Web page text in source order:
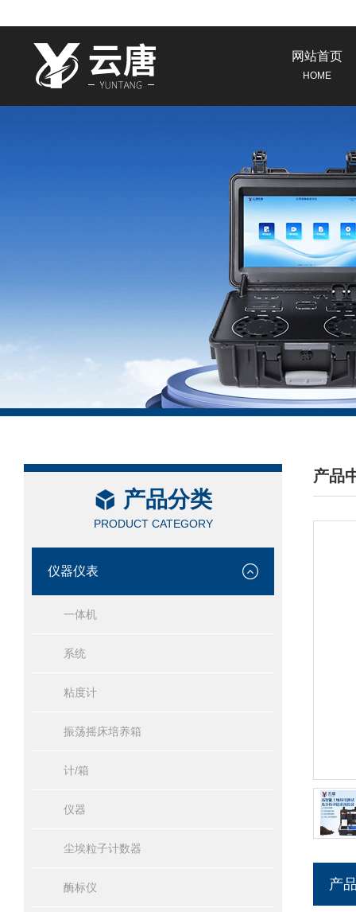
网站首页
HOME
产品分类
PRODUCT CATEGORY
仪器仪表
一体机
系统
粘度计
振荡摇床培养箱
计/箱
仪器
尘埃粒子计数器
酶标仪
产品
/
产